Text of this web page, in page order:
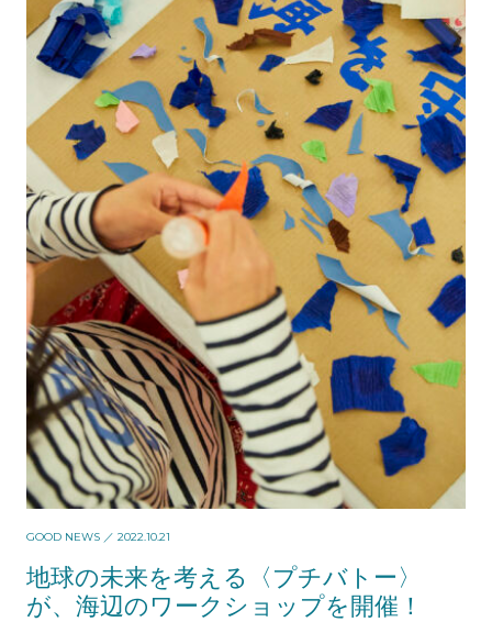
GOOD NEWS ／ 2022.10.21
地球の未来を考える〈プチバトー〉
が、海辺のワークショップを開催！